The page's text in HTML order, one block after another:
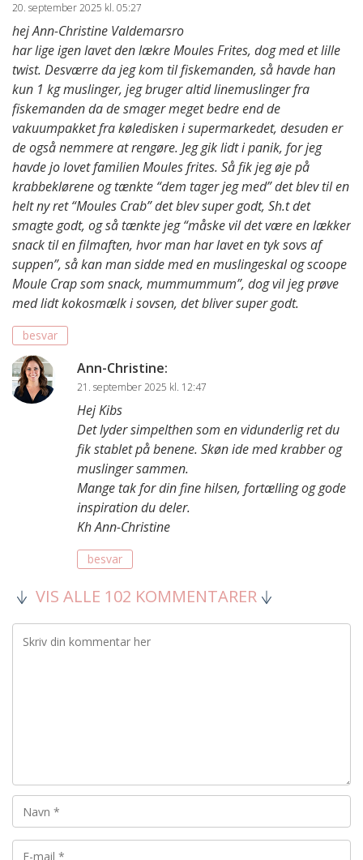
20. september 2025 kl. 05:27
hej Ann-Christine Valdemarsro
har lige igen lavet den lækre Moules Frites, dog med et lille
twist. Desværre da jeg kom til fiskemanden, så havde han
kun 1 kg muslinger, jeg bruger altid linemuslinger fra
fiskemanden da de smager meget bedre end de
vakuumpakket fra køledisken i supermarkedet, desuden er
de også nemmere at rengøre. Jeg gik lidt i panik, for jeg
havde jo lovet familien Moules frites. Så fik jeg øje på
krabbeklørene og tænkte “dem tager jeg med” det blev til en
helt ny ret “Moules Crab” det blev super godt, Sh.t det
smagte godt, og så tænkte jeg “måske vil det være en lækker
snack til en filmaften, hvor man har lavet en tyk sovs af
suppen”, så kan man sidde med en muslingeskal og scoope
Moule Crap som snack, mummummum”, dog vil jeg prøve
med lidt kokosmælk i sovsen, det bliver super godt.
besvar
Ann-Christine:
21. september 2025 kl. 12:47
Hej Kibs
Det lyder simpelthen som en vidunderlig ret du
fik stablet på benene. Skøn ide med krabber og
muslinger sammen.
Mange tak for din fine hilsen, fortælling og gode
inspiration du deler.
Kh Ann-Christine
besvar
VIS ALLE 102 KOMMENTARER